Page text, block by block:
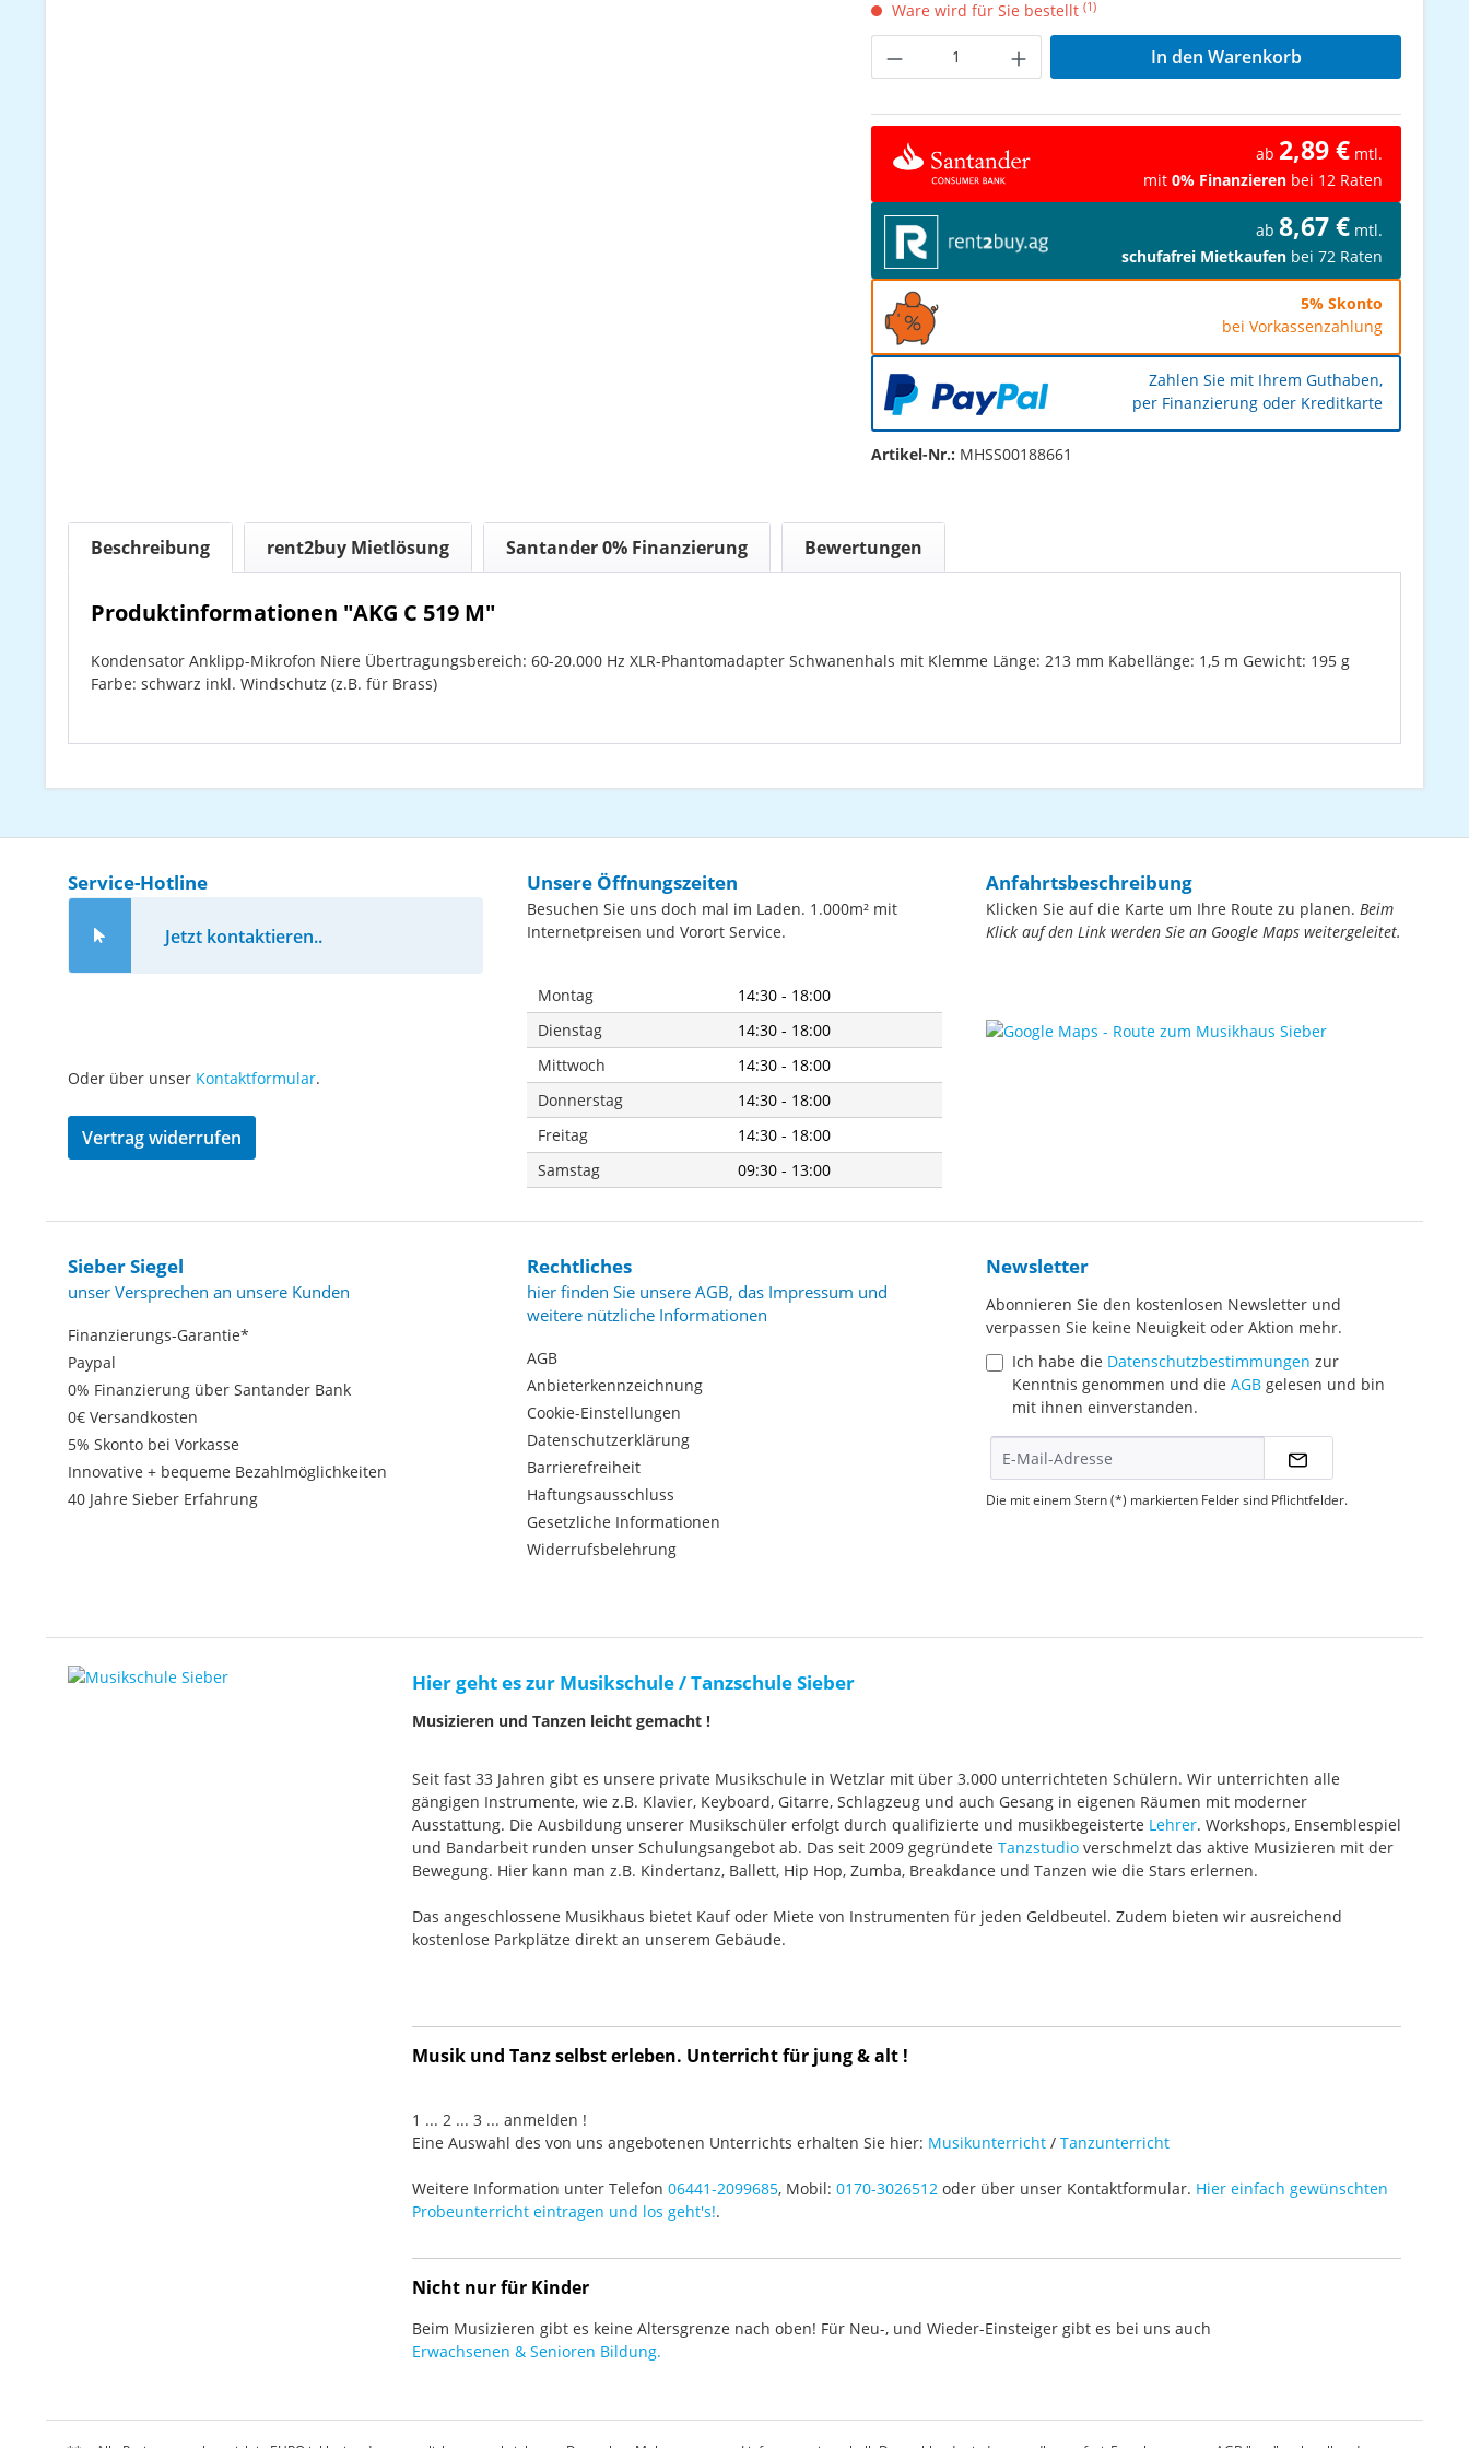
Ware wird für Sie bestellt (1)
Produkt Anzahl: Gib den gewünschten Wert
In den Warenkorb
ab 2,89 € mtl.
mit 0% Finanzieren bei 12 Raten
ab 8,67 € mtl.
schufafrei Mietkaufen bei 72 Raten
5% Skonto
bei Vorkassenzahlung
Zahlen Sie mit Ihrem Guthaben,
per Finanzierung oder Kreditkarte
Artikel-Nr.: MHSS00188661
Beschreibung rent2buy Mietlösung Santander 0% Finanzierung Bewertungen
Produktinformationen "AKG C 519 M"
Kondensator Anklipp-Mikrofon Niere Übertragungsbereich: 60-20.000 Hz XLR-Phantomadapter Schwanenhals mit Klemme Länge: 213 mm Kabellänge: 1,5 m Gewicht: 195 g
Farbe: schwarz inkl. Windschutz (z.B. für Brass)
Service-Hotline
Jetzt kontaktieren..
Oder über unser Kontaktformular.
Vertrag widerrufen
Unsere Öffnungszeiten
Besuchen Sie uns doch mal im Laden. 1.000m² mit
Internetpreisen und Vorort Service.
Montag
14:30 - 18:00
Dienstag
14:30 - 18:00
Mittwoch
14:30 - 18:00
Donnerstag
14:30 - 18:00
Freitag
14:30 - 18:00
Samstag
09:30 - 13:00
Anfahrtsbeschreibung
Klicken Sie auf die Karte um Ihre Route zu planen. Beim
Klick auf den Link werden Sie an Google Maps weitergeleitet.
Sieber Siegel
unser Versprechen an unsere Kunden
Finanzierungs-Garantie*
Paypal
0% Finanzierung über Santander Bank
0€ Versandkosten
5% Skonto bei Vorkasse
Innovative + bequeme Bezahlmöglichkeiten
40 Jahre Sieber Erfahrung
Rechtliches
hier finden Sie unsere AGB, das Impressum und
weitere nützliche Informationen
AGB
Anbieterkennzeichnung
Cookie-Einstellungen
Datenschutzerklärung
Barrierefreiheit
Haftungsausschluss
Gesetzliche Informationen
Widerrufsbelehrung
Newsletter
Abonnieren Sie den kostenlosen Newsletter und
verpassen Sie keine Neuigkeit oder Aktion mehr.
Ich habe die Datenschutzbestimmungen zur
Kenntnis genommen und die AGB gelesen und bin
mit ihnen einverstanden.
Die mit einem Stern (*) markierten Felder sind Pflichtfelder.
Hier geht es zur Musikschule / Tanzschule Sieber
Musizieren und Tanzen leicht gemacht !
Seit fast 33 Jahren gibt es unsere private Musikschule in Wetzlar mit über 3.000 unterrichteten Schülern. Wir unterrichten alle
gängigen Instrumente, wie z.B. Klavier, Keyboard, Gitarre, Schlagzeug und auch Gesang in eigenen Räumen mit moderner
Ausstattung. Die Ausbildung unserer Musikschüler erfolgt durch qualifizierte und musikbegeisterte Lehrer. Workshops, Ensemblespiel
und Bandarbeit runden unser Schulungsangebot ab. Das seit 2009 gegründete Tanzstudio verschmelzt das aktive Musizieren mit der
Bewegung. Hier kann man z.B. Kindertanz, Ballett, Hip Hop, Zumba, Breakdance und Tanzen wie die Stars erlernen.
Das angeschlossene Musikhaus bietet Kauf oder Miete von Instrumenten für jeden Geldbeutel. Zudem bieten wir ausreichend
kostenlose Parkplätze direkt an unserem Gebäude.
Musik und Tanz selbst erleben. Unterricht für jung & alt !
1 ... 2 ... 3 ... anmelden !
Eine Auswahl des von uns angebotenen Unterrichts erhalten Sie hier: Musikunterricht / Tanzunterricht
Weitere Information unter Telefon 06441-2099685, Mobil: 0170-3026512 oder über unser Kontaktformular. Hier einfach gewünschten
Probeunterricht eintragen und los geht's!.
Nicht nur für Kinder
Beim Musizieren gibt es keine Altersgrenze nach oben! Für Neu-, und Wieder-Einsteiger gibt es bei uns auch
Erwachsenen & Senioren Bildung.